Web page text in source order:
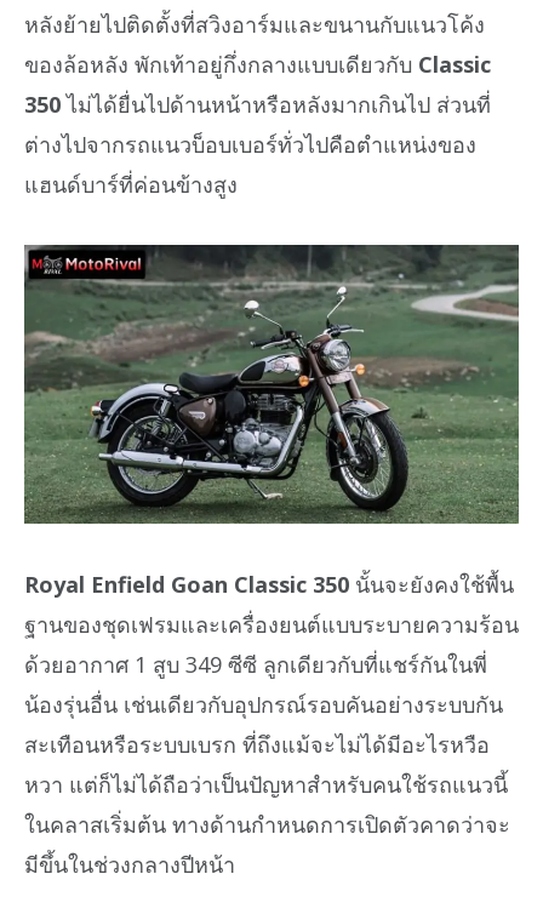
หลังย้ายไปติดตั้งที่สวิงอาร์มและขนานกับแนวโค้ง
ของล้อหลัง พักเท้าอยู่กึ่งกลางแบบเดียวกับ Classic
350ไม่ได้ยื่นไปด้านหน้าหรือหลังมากเกินไป ส่วนที่
ต่างไปจากรถแนวบ็อบเบอร์ทั่วไปคือตำแหน่งของ
แฮนด์บาร์ที่ค่อนข้างสูง
Royal Enfield Goan Classic 350 นั้นจะยังคงใช้พื้น
ฐานของชุดเฟรมและเครื่องยนต์แบบระบายความร้อน
ด้วยอากาศ 1 สูบ 349 ซีซี ลูกเดียวกับที่แชร์กันในพี่
น้องรุ่นอื่น เช่นเดียวกับอุปกรณ์รอบคันอย่างระบบกัน
สะเทือนหรือระบบเบรก ที่ถึงแม้จะไม่ได้มีอะไรหวือ
หวา แต่ก็ไม่ได้ถือว่าเป็นปัญหาสำหรับคนใช้รถแนวนี้
ในคลาสเริ่มต้น ทางด้านกำหนดการเปิดตัวคาดว่าจะ
มีขึ้นในช่วงกลางปีหน้า